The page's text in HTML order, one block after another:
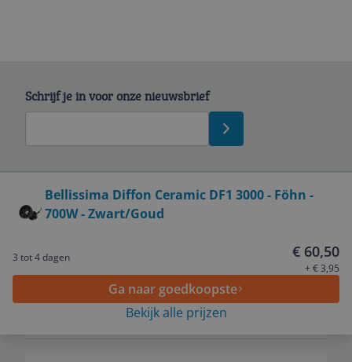
Bellissima Diffon Ceramic DF1 3000 - Föhn -
700W - Zwart/Goud
3 tot 4 dagen € 60,50
+ € 3,95
Ga naar goedkoopste
Bekijk alle prijzen
Schrijf je in voor onze nieuwsbrief
Service
Algemeen